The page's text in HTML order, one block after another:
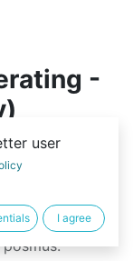
-
un tam ir
regulatoru, kurā
user
I agree